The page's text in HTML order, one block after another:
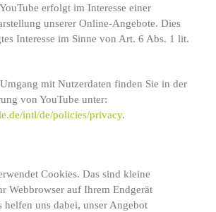
erfolgt im Interesse einer
unserer Online-Angebote. Dies
Interesse im Sinne von Art. 6 Abs. 1 lit.
mit Nutzerdaten finden Sie in der
von YouTube unter:
intl/de/policies/privacy.
Cookies. Das sind kleine
Webbrowser auf Ihrem Endgerät
helfen uns dabei, unser Angebot